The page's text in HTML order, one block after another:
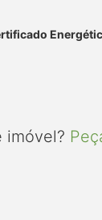
imóvel?